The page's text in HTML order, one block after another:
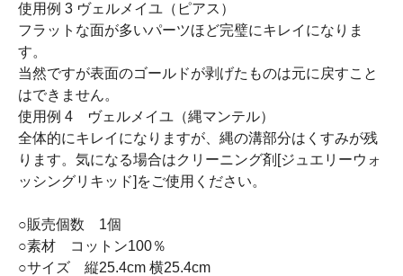
使用例 3 ヴェルメイユ（ピアス）
フラットな面が多いパーツほど完璧にキレイになりま
す。
当然ですが表面のゴールドが剥げたものは元に戻すこと
はできません。
使用例 4 ヴェルメイユ（縄マンテル）
全体的にキレイになりますが、縄の溝部分はくすみが残
ります。気になる場合はクリーニング剤[ジュエリーウォ
ッシングリキッド]をご使用ください。
○販売個数 1個
○素材 コットン100％
○サイズ 縦25.4cm 横25.4cm